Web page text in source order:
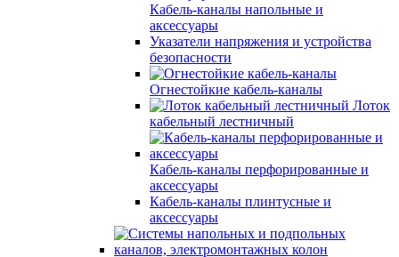
Кабель-каналы напольные и
аксессуары
Указатели напряжения и устройства
безопасности
Огнестойкие кабель-каналы
Лоток
кабельный лестничный
Кабель-каналы перфорированные и
аксессуары
Кабель-каналы плинтусные и
аксессуары